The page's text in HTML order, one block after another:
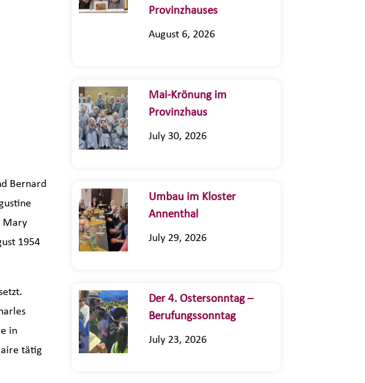
Bernard
Mary
1954
in
tätig
Provinzhauses
August 6, 2026
Mai-Krönung im
Provinzhaus
July 30, 2026
Umbau im Kloster
Annenthal
July 29, 2026
Der 4. Ostersonntag –
Berufungssonntag
July 23, 2026